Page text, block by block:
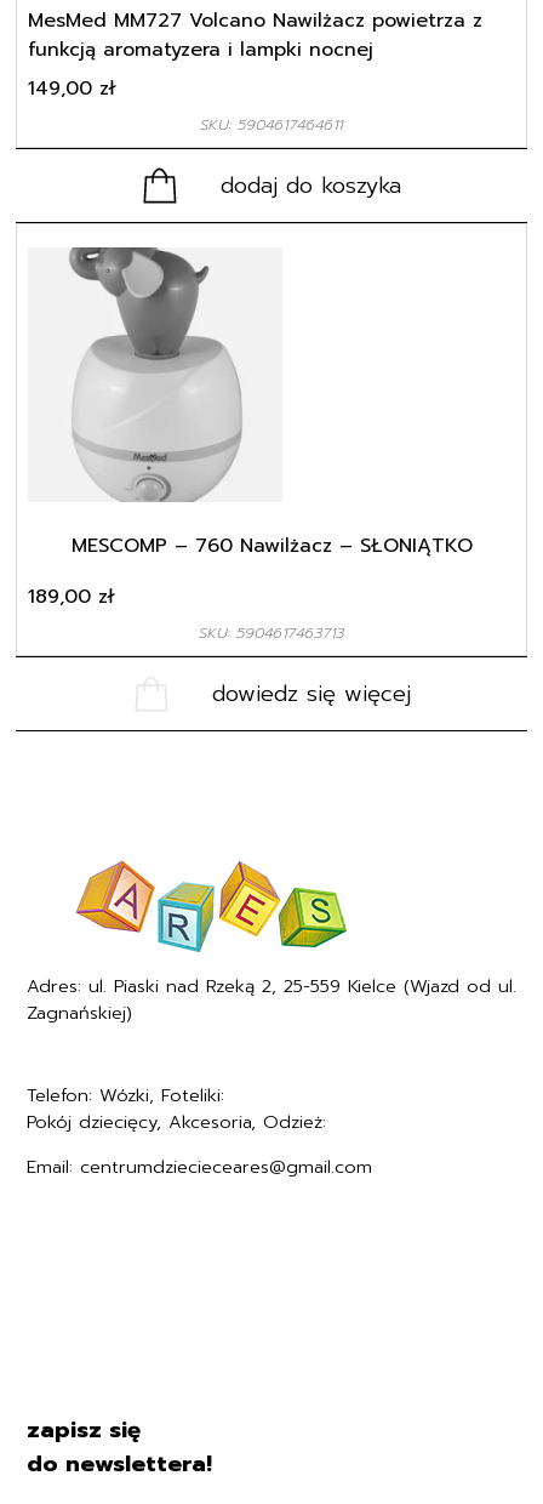
MesMed MM727 Volcano Nawilżacz powietrza z
funkcją aromatyzera i lampki nocnej
SKU: 5904617464611
149,00 zł
dodaj do koszyka
MESCOMP – 760 Nawilżacz – SŁONIĄTKO
SKU: 5904617463713
189,00 zł
dowiedz się więcej
Adres: ul. Piaski nad Rzeką 2, 25-559 Kielce (Wjazd od ul.
Zagnańskiej)
Telefon: Wózki, Foteliki:
Pokój dziecięcy, Akcesoria, Odzież:
Email: centrumdziecieceares@gmail.com
zapisz się
do newslettera!